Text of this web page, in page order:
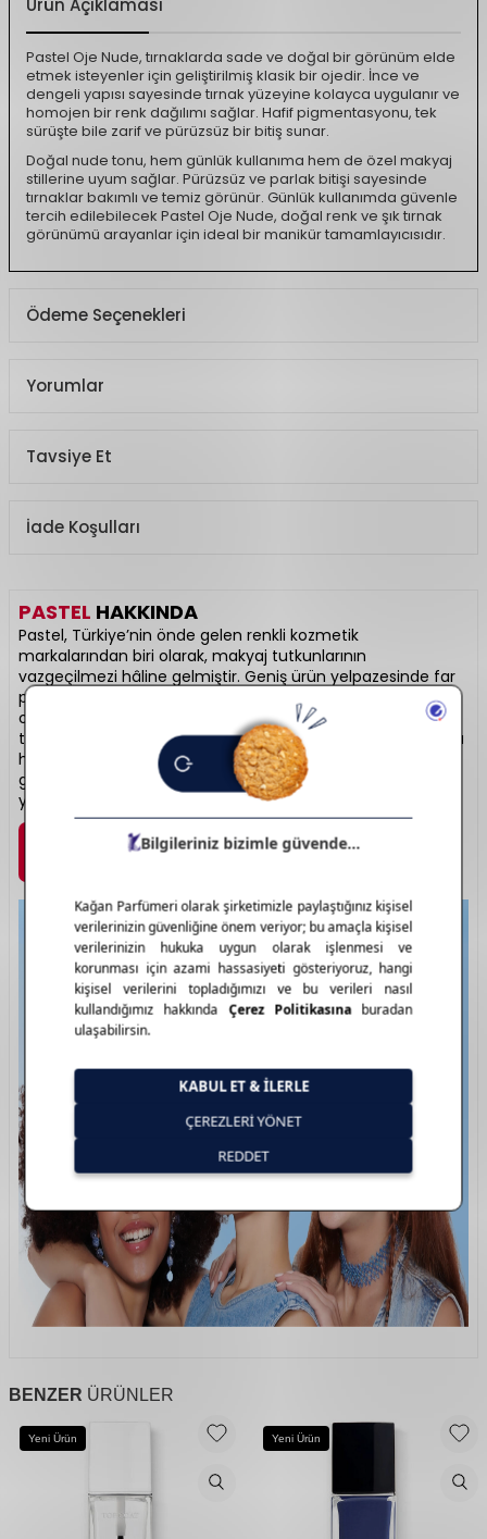
Pastel Oje Nude, tırnaklarda sade ve doğal bir görünüm elde
etmek isteyenler için geliştirilmiş klasik bir ojedir. İnce ve
dengeli yapısı sayesinde tırnak yüzeyine kolayca uygulanır ve
homojen bir renk dağılımı sağlar. Hafif pigmentasyonu, tek
sürüşte bile zarif ve pürüzsüz bir bitiş sunar.
Doğal nude tonu, hem günlük kullanıma hem de özel makyaj
stillerine uyum sağlar. Pürüzsüz ve parlak bitişi sayesinde
tırnaklar bakımlı ve temiz görünür. Günlük kullanımda güvenle
tercih edilebilecek Pastel Oje Nude, doğal renk ve şık tırnak
görünümü arayanlar için ideal bir manikür tamamlayıcısıdır.
Ödeme Seçenekleri
Yorumlar
Tavsiye Et
İade Koşulları
PASTEL HAKKINDA
Pastel, Türkiye’nin önde gelen renkli kozmetik
markalarından biri olarak, makyaj tutkunlarının
vazgeçilmezi hâline gelmiştir. Geniş ürün yelpazesinde far
paletleri, mat ve likit rujlar, allıklar, aydınlatıcılar ve ikonik
ojeler yer alır. Yüksek pigmentasyon, uzun süre kalıcılık ve
trend tonlarıyla profesyonel sonuçlar sunar. Uygun fiyatıyla
her yaştan kullanıcıya hitap ederken, kaliteli içerikleriyle
güvenli bir makyaj deneyimi sağlar. Estetik, ulaşılabilir ve
yenilikçi bir güzellik anlayışı sunar.
Marka Detayı
BENZER ÜRÜNLER
Yeni Ürün Yeni Ürün